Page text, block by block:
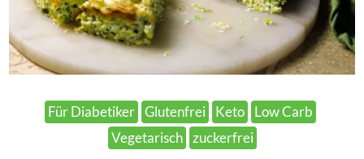
Für Diabetiker Glutenfrei Keto
Low Carb
Vegetarisch zuckerfrei